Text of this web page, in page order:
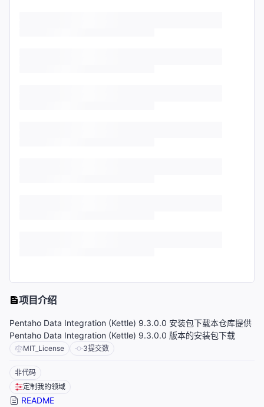
项目介绍
Pentaho Data Integration (Kettle) 9.3.0.0 安装包下载本仓库提供
Pentaho Data Integration (Kettle) 9.3.0.0 版本的安装包下载
MIT_License 3提交数
非代码
定制我的领域
README